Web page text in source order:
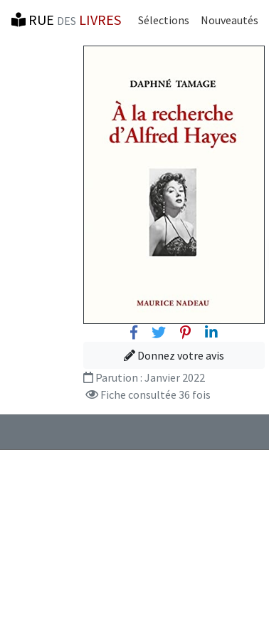
RUE DES LIVRES Sélections Nouveautés
FacebookTwitterPinterest
Linkedin
Donnez votre avis
Parution : Janvier 2022
Fiche consultée 36 fois